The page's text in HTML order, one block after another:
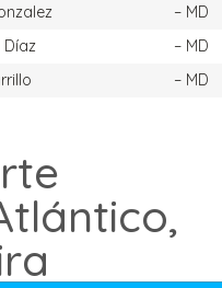
– MD
Díaz
– MD
– MD